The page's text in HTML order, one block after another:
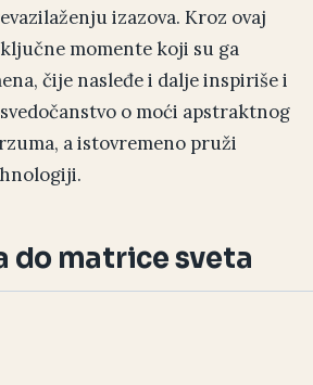
izazova. Kroz ovaj
momente koji su ga
čije nasleđe i dalje inspiriše i
o moći apstraktnog
a istovremeno pruži
do matrice sveta